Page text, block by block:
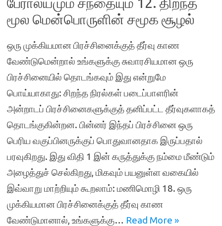
மூல மென்பொருளின் சமூக சூழல்
ஒரு முக்கியமான பிரச்சினைக்குத் தீர்வு காண
வேண்டுமென்றால் உங்களுக்கு சுவாரசியமான ஒரு
பிரச்சினையில் தொடங்கவும் இது என்றுமே
பொய்யாகாது: சிறந்த நிரல்கள் படைப்பாளரின்
அன்றாடப் பிரச்சினைகளுக்குத் தனிப்பட்ட தீர்வுகளாகத்
தொடங்குகின்றன. பின்னர் இந்தப் பிரச்சினை ஒரு
பெரிய வகுப்பினருக்குப் பொதுவானதாக இருப்பதால்
பரவுகிறது. இது விதி 1 இன் கருத்துக்கு நம்மை மீண்டும்
அழைத்துச் செல்கிறது, மிகவும் பயனுள்ள வகையில்
இவ்வாறு மாற்றியும் கூறலாம்: மணிமொழி 18. ஒரு
முக்கியமான பிரச்சினைக்குத் தீர்வு காண
வேண்டுமானால், உங்களுக்கு… Read More »